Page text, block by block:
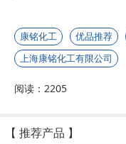
康铭化工 优品推荐
上海康铭化工有限公司
阅读：2205
【 推荐产品 】